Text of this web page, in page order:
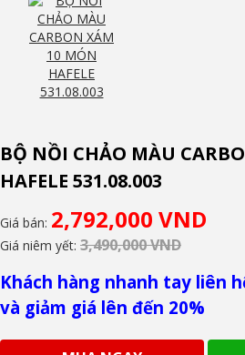
BỘ NỒI CHẢO MÀU
HAFELE 531.08.003
Giá bán: 2,792,000 VND
Giá niêm yết: 3,490,000 VND
Khách hàng nhanh tay liên
và giảm giá lên đến 20%